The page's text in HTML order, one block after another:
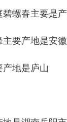
螺春主要是产
要产地是安徽
地是庐山